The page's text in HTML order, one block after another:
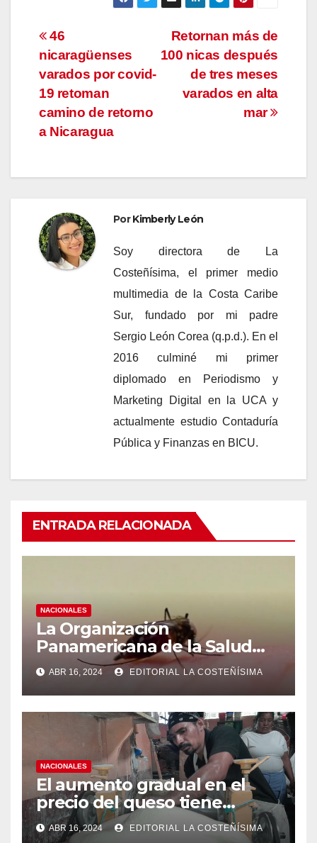
Navegación
de
entradas
Retornan más de
100 nicas después
de tres meses
varados en alta
mar
46
nicaragüenses
varados por covid-
19 retoman
camino de retorno
a Nicaragua
PorKimberly León
Soy directora de La
Costeñísima, el primer medio
multimedia de la Costa Caribe
Sur, fundado por mi padre
Sergio León Corea (q.p.d.). En el
2016 culminé mi primer
diplomado en Periodismo y
Marketing Digital en la UCA y
actualmente estudio Contaduría
Pública y Finanzas en BICU.
ENTRADA RELACIONADA
NACIONALES
La Organización
Panamericana de la Salud
(OPS), recomienda reforzar
medidas ante el aumento de
casos de dengue
ABR 16, 2024 EDITORIAL LA COSTEÑÍSIMA
NACIONALES
El aumento gradual en el
precio del queso tiene
efectos a las Panaderias
ABR 16, 2024 EDITORIAL LA COSTEÑÍSIMA